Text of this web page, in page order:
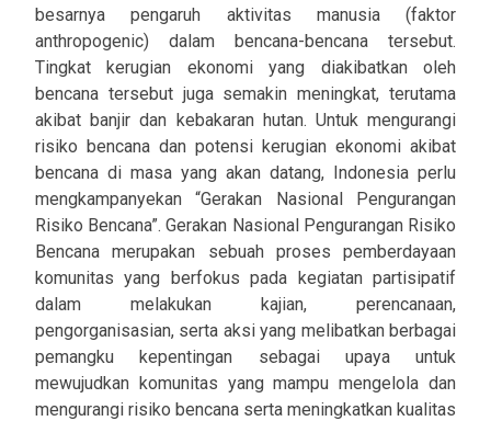
besarnya pengaruh aktivitas manusia (faktor
anthropogenic) dalam bencana-bencana tersebut.
Tingkat kerugian ekonomi yang diakibatkan oleh
bencana tersebut juga semakin meningkat, terutama
akibat banjir dan kebakaran hutan. Untuk mengurangi
risiko bencana dan potensi kerugian ekonomi akibat
bencana di masa yang akan datang, Indonesia perlu
mengkampanyekan “Gerakan Nasional Pengurangan
Risiko Bencana”. Gerakan Nasional Pengurangan Risiko
Bencana merupakan sebuah proses pemberdayaan
komunitas yang berfokus pada kegiatan partisipatif
dalam melakukan kajian, perencanaan,
pengorganisasian, serta aksi yang melibatkan berbagai
pemangku kepentingan sebagai upaya untuk
mewujudkan komunitas yang mampu mengelola dan
mengurangi risiko bencana serta meningkatkan kualitas